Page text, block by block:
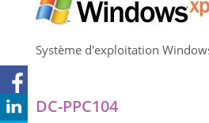
Système d'exploitation
DC-PPC104